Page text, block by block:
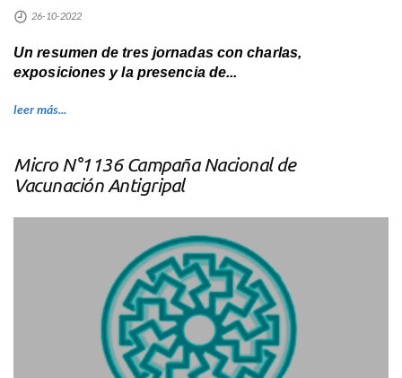
26-10-2022
Un resumen de tres jornadas con charlas,
exposiciones y la presencia de...
leer más...
Micro N°1136 Campaña Nacional de
Vacunación Antigripal